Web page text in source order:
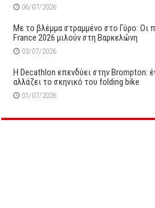
06/07/2026
Με το βλέμμα στραμμένο στο Γύρο: Οι
France 2026 μιλούν στη Βαρκελώνη
03/07/2026
Η Decathlon επενδύει στην Brompton:
αλλάζει το σκηνικό του folding bike
01/07/2026